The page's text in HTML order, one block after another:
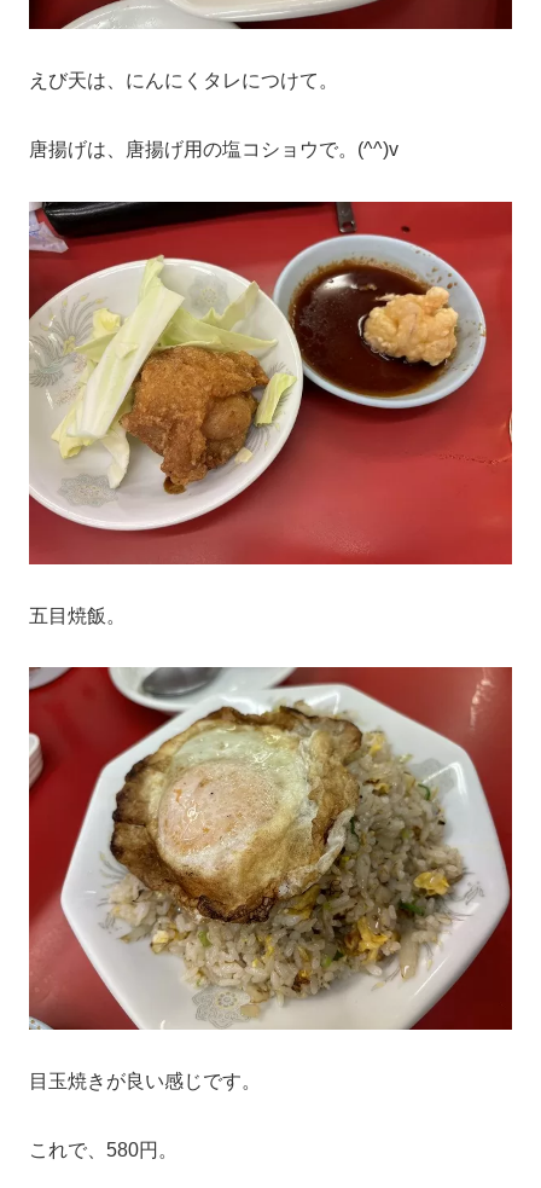
えび天は、にんにくタレにつけて。
唐揚げは、唐揚げ用の塩コショウで。(^^)v
五目焼飯。
目玉焼きが良い感じです。
これで、580円。